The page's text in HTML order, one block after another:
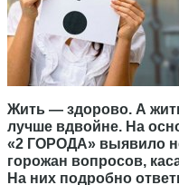
Жить — здорово. А
лучше вдвойне. На
«2 ГОРОДА» выявило
горожан вопросов,
На них подробно